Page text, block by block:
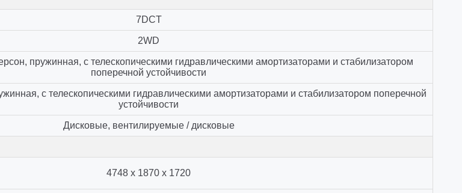
7DCT
2WD
пружинная, с телескопическими гидравлическими амортизаторами и стабилизатором
поперечной устойчивости
с телескопическими гидравлическими амортизаторами и стабилизатором поперечной
устойчивости
Дисковые, вентилируемые / дисковые
4748 х 1870 х 1720